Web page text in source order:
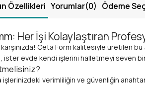
Özellikleri Yorumlar(0) Ödeme
Her İşi Kolaylaştıran
Ceta Form kalitesiyle üretilen
evde kendi işlerini halletmeyi seven
verimliliğin ve güvenliğin